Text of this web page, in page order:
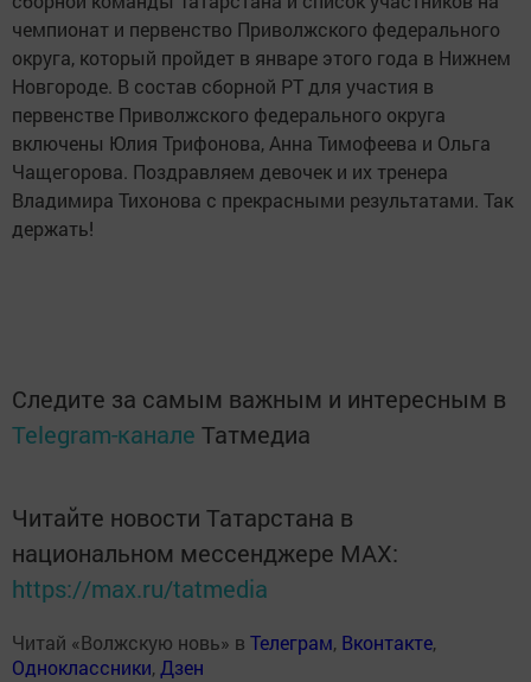
чемпионат и первенство Приволжского федерального
округа, который пройдет в январе этого года в Нижнем
Новгороде. В состав сборной РТ для участия в
первенстве Приволжского федерального округа
включены Юлия Трифонова, Анна Тимофеева и Ольга
Чащегорова. Поздравляем девочек и их тренера
Владимира Тихонова с прекрасными результатами. Так
держать!
Следите за самым важным и интересным в
Telegram-канале Татмедиа
Читайте новости Татарстана в
национальном мессенджере MАХ:
https://max.ru/tatmedia
Читай «Волжскую новь» в Телеграм, Вконтакте,
Одноклассники,Дзен